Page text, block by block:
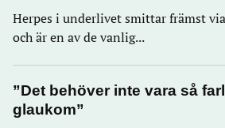
Herpes i underlivet smittar främst
och är en av de vanlig...
”Det behöver inte vara så
glaukom”